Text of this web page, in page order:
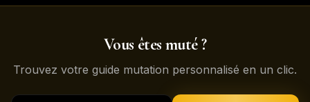
Vous êtes muté ?
Trouvez votre guide mutation personnalisé en un clic.